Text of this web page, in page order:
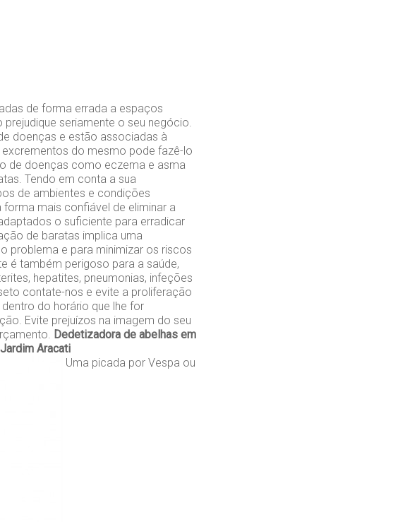
de forma errada a espaços
seriamente o seu negócio.
doenças e estão associadas à
do mesmo pode fazê-lo
de doenças como eczema e asma
Tendo em conta a sua
de ambientes e condições
mais confiável de eliminar a
o suficiente para erradicar
de baratas implica uma
problema e para minimizar os riscos
é também perigoso para a saúde,
hepatites, pneumonias, infeções
contate-nos e evite a proliferação
do horário que lhe for
Evite prejuízos na imagem do seu
Dedetizadora de abelhas em
Aracati
Uma picada por Vespa ou